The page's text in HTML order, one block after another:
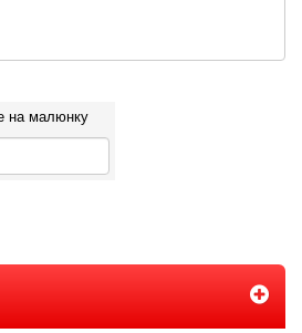
на малюнку